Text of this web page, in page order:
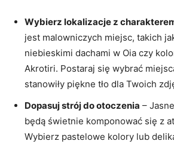
Wybierz lokalizacje z
jest malowniczych miejsc, takich
niebieskimi dachami w Oia czy​
Akrotiri. ⁢Postaraj się wybrać
stanowiły piękne ‍tło dla Twoich
Dopasuj strój do otoczenia –
będą świetnie komponować ⁤się z
Wybierz pastelowe ⁣kolory lub